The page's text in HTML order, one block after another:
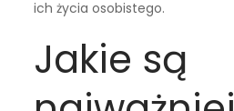
ich życia osobistego.
Jakie są